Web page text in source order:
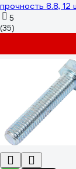
прочность 8.8, 12
5
(35)